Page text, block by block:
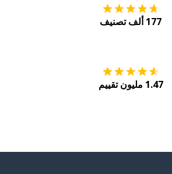
177 ألف تصنيف
1.47 مليون تقييم